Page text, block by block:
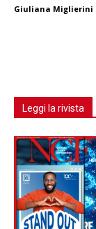
Giuliana Miglierini
Leggi la rivista